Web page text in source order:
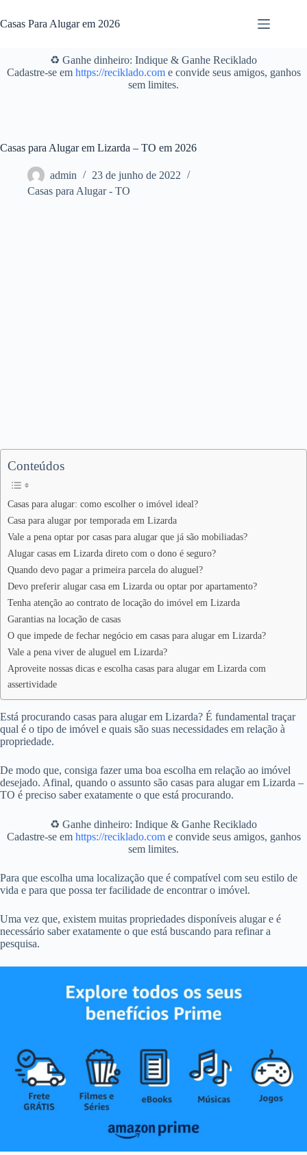
para
o
Casas Para Alugar em 2026
♻️ Ganhe dinheiro: Indique & Ganhe Reciklado
Cadastre-se em https://reciklado.come convide seus amigos, ganhos
sem limites.
Casas para Alugar em Lizarda – TO em 2026
admin
23 de junho de 2022
Casas para Alugar - TO
Conteúdos
Casas para alugar: como escolher o imóvel ideal?
Casa para alugar por temporada em Lizarda
Vale a pena optar por casas para alugar que já são mobiliadas?
Alugar casas em Lizarda direto com o dono é seguro?
Quando devo pagar a primeira parcela do aluguel?
Devo preferir alugar casa em Lizarda ou optar por apartamento?
Tenha atenção ao contrato de locação do imóvel em Lizarda
Garantias na locação de casas
O que impede de fechar negócio em casas para alugar em Lizarda?
Vale a pena viver de aluguel em Lizarda?
Aproveite nossas dicas e escolha casas para alugar em Lizarda com
assertividade
Está procurando casas para alugar em Lizarda? É fundamental traçar
qual é o tipo de imóvel e quais são suas necessidades em relação à
propriedade.
De modo que, consiga fazer uma boa escolha em relação ao imóvel
desejado. Afinal, quando o assunto são casas para alugar em Lizarda –
TO é preciso saber exatamente o que está procurando.
♻️ Ganhe dinheiro: Indique & Ganhe Reciklado
Cadastre-se em https://reciklado.come convide seus amigos, ganhos
sem limites.
Para que escolha uma localização que é compatível com seu estilo de
vida e para que possa ter facilidade de encontrar o imóvel.
Uma vez que, existem muitas propriedades disponíveis alugar e é
necessário saber exatamente o que está buscando para refinar a
pesquisa.